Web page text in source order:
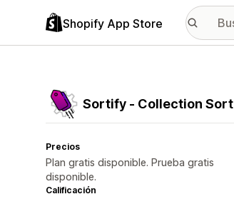
Shopify App Store
Sortify ‑ Collection Sort
Precios
Plan gratis disponible. Prueba gratis
disponible.
Calificación